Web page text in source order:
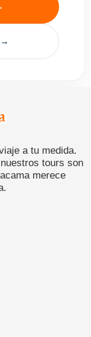
→
a tu medida.
tours son
merece